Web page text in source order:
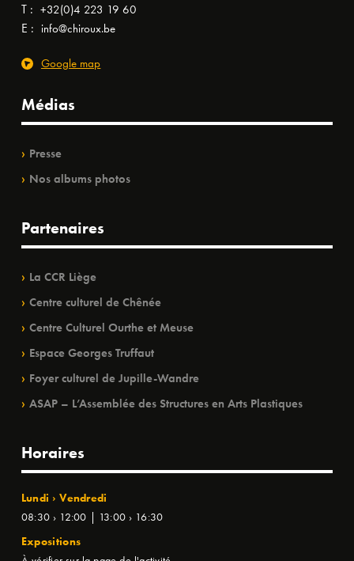
T : +32(0)4 223 19 60
E : info@chiroux.be
Google map
Médias
Presse
Nos albums photos
Partenaires
La CCR Liège
Centre culturel de Chênée
Centre Culturel Ourthe et Meuse
Espace Georges Truffaut
Foyer culturel de Jupille-Wandre
ASAP – L’Assemblée des Structures en Arts Plastiques
Horaires
Lundi › Vendredi
08:30 › 12:00 | 13:00 › 16:30
Expositions